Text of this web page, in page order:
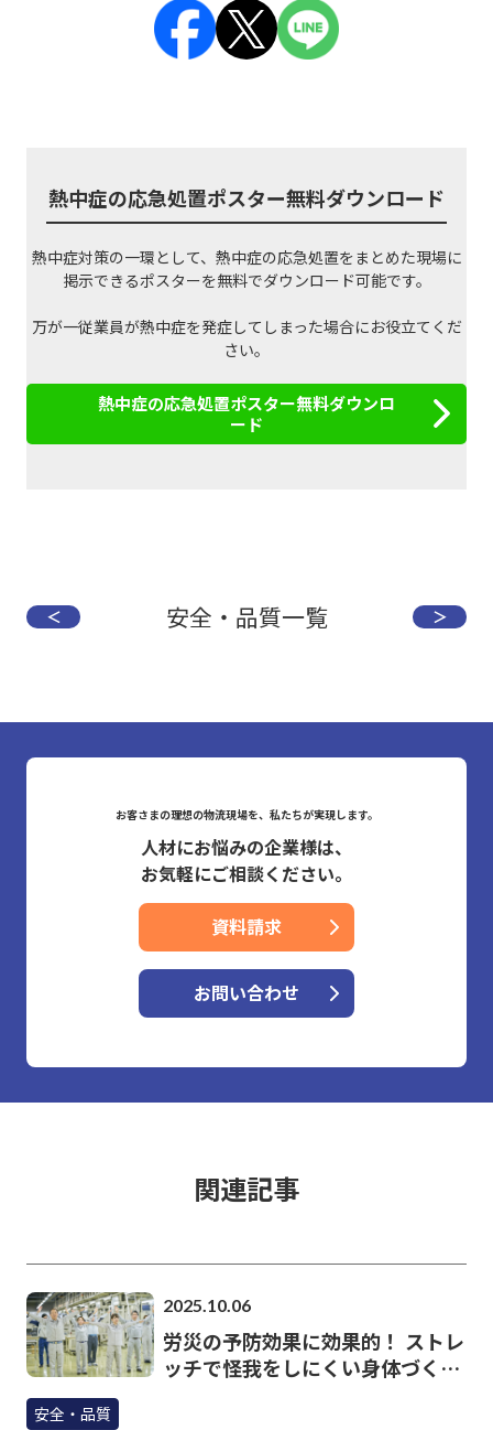
熱中症の応急処置ポスター無料ダウンロード
熱中症対策の一環として、熱中症の応急処置をまとめた現場に
掲示できるポスターを無料でダウンロード可能です。
万が一従業員が熱中症を発症してしまった場合にお役立てくだ
さい。
熱中症の応急処置ポスター無料ダウンロ
ード
＜ 安全・品質一覧 ＞
お客さまの理想の物流現場を、私たちが実現します。
人材にお悩みの企業様は、
お気軽にご相談ください。
資料請求
お問い合わせ
関連記事
2025.10.06
労災の予防効果に効果的！ ストレ
ッチで怪我をしにくい身体づくり
安全・品質